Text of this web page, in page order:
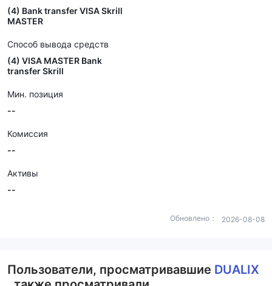
(4) Bank transfer VISA Skrill
MASTER
Способ вывода средств
(4) VISA MASTER Bank
transfer Skrill
Мин. позиция
--
Комиссия
--
Активы
--
Обновлено： 2026-08-08
Пользователи, просматривавшие DUALIX